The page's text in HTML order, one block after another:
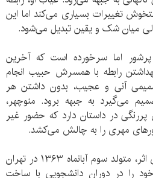
تغییرات بسیاری می‌کند اما این
میان شک و یقین تبدیل می‌شود.
اما سرخورده است که آخرین
رابطه با همسرش حبیب انجام
آنی و عجیب، بدون داشتن هر
می‌گیرد به جبهه برود. منوچهر،
در داستان دارد که حضور غیر
مهری را به چالش می‌کشد.
سلمان خورشیدی نویسنده این اثر، متولد سوم آبانماه ۱۳۶۳ در تهران
را در دوران دانشجویی با ساخت